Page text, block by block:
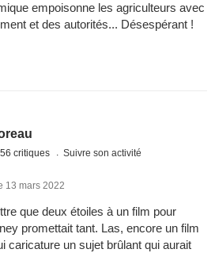
empoisonne les agriculteurs avec
et des autorités... Désespérant !
56 critiques Suivre son activité
13 mars 2022
que deux étoiles à un film pour
promettait tant. Las, encore un film
caricature un sujet brûlant qui aurait